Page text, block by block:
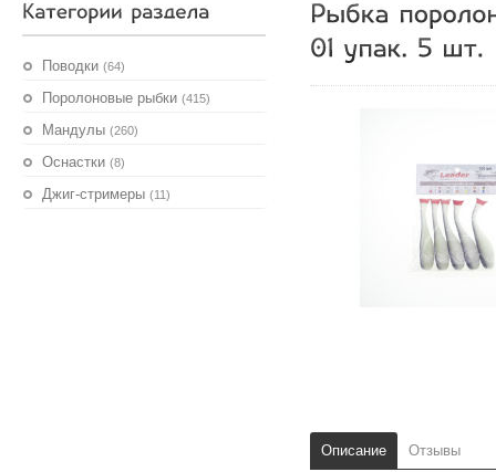
Поводки (64)
Поролоновые рыбки (415)
Мандулы (260)
Оснастки (8)
Джиг-стримеры (11)
Описание Отзывы